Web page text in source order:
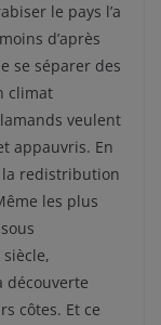
le pays l’a
d’après
se séparer des
climat
veulent
appauvris. En
la redistribution
les plus
découverte
côtes. Et ce